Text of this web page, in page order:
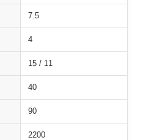
7.5
4
15 / 11
40
90
2200